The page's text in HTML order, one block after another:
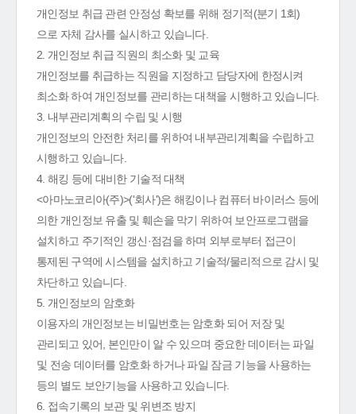
개인정보 취급 관련 안정성 확보를 위해 정기적(분기 1회)
으로 자체 감사를 실시하고 있습니다.
2. 개인정보 취급 직원의 최소화 및 교육
개인정보를 취급하는 직원을 지정하고 담당자에 한정시켜
최소화 하여 개인정보를 관리하는 대책을 시행하고 있습니다.
3. 내부관리계획의 수립 및 시행
개인정보의 안전한 처리를 위하여 내부관리계획을 수립하고
시행하고 있습니다.
4. 해킹 등에 대비한 기술적 대책
<아마노코리아(주)>('회사')은 해킹이나 컴퓨터 바이러스 등에
의한 개인정보 유출 및 훼손을 막기 위하여 보안프로그램을
설치하고 주기적인 갱신·점검을 하며 외부로부터 접근이
통제된 구역에 시스템을 설치하고 기술적/물리적으로 감시 및
차단하고 있습니다.
5. 개인정보의 암호화
이용자의 개인정보는 비밀번호는 암호화 되어 저장 및
관리되고 있어, 본인만이 알 수 있으며 중요한 데이터는 파일
및 전송 데이터를 암호화 하거나 파일 잠금 기능을 사용하는
등의 별도 보안기능을 사용하고 있습니다.
6. 접속기록의 보관 및 위변조 방지